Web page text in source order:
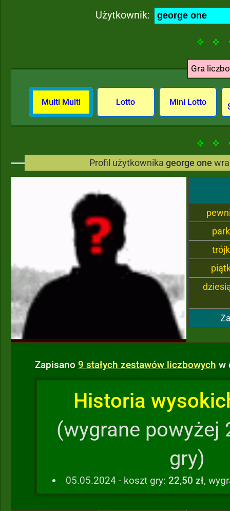
Użytkownik:
Gra
Multi Multi Lotto Mini Lotto
Profil użytkownika george one
Zapisano 9 stałych zestawów liczbowych w
Historia
(wygrane powyżej
gry)
05.05.2024 - koszt gry: 22,50 zł,